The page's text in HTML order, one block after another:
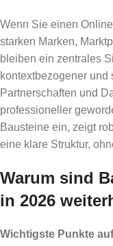
Wenn Sie einen
starken Marken,
bleiben ein zentrales
kontextbezogener und
Partnerschaften und
professioneller
Bausteine ein, zeigt
eine klare Struktur,
Warum sind
in 2026
Wichtigste Punkte